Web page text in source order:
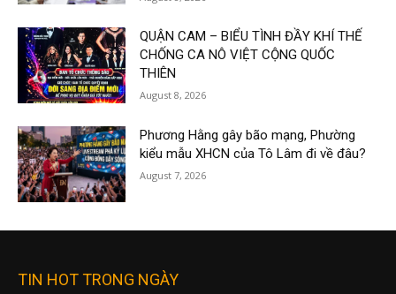
QUẬN CAM – BIỂU TÌNH ĐẦY KHÍ THẾ
CHỐNG CA NÔ VIỆT CỘNG QUỐC
THIÊN
August 8, 2026
Phương Hằng gây bão mạng, Phường
kiểu mẫu XHCN của Tô Lâm đi về đâu?
August 7, 2026
TIN HOT TRONG NGÀY